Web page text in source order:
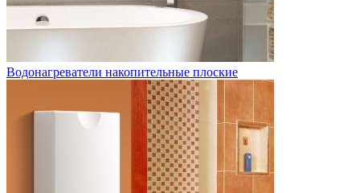
Водонагреватели накопительные плоские